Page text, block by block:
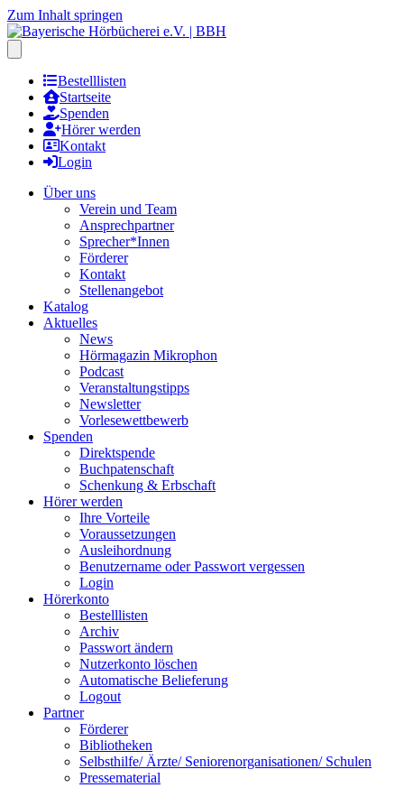
Zum Inhalt springen
Bestelllisten
Startseite
Spenden
Hörer werden
Kontakt
Login
Über uns
Verein und Team
Ansprechpartner
Sprecher*Innen
Förderer
Kontakt
Stellenangebot
Katalog
Aktuelles
News
Hörmagazin Mikrophon
Podcast
Veranstaltungstipps
Newsletter
Vorlesewettbewerb
Spenden
Direktspende
Buchpatenschaft
Schenkung & Erbschaft
Hörer werden
Ihre Vorteile
Voraussetzungen
Ausleihordnung
Benutzername oder Passwort vergessen
Login
Hörerkonto
Bestelllisten
Archiv
Passwort ändern
Nutzerkonto löschen
Automatische Belieferung
Logout
Partner
Förderer
Bibliotheken
Selbsthilfe/ Ärzte/ Seniorenorganisationen/ Schulen
Pressematerial